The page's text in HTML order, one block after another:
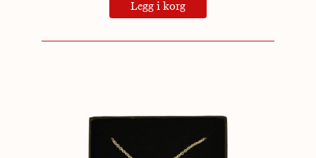
Legg i korg